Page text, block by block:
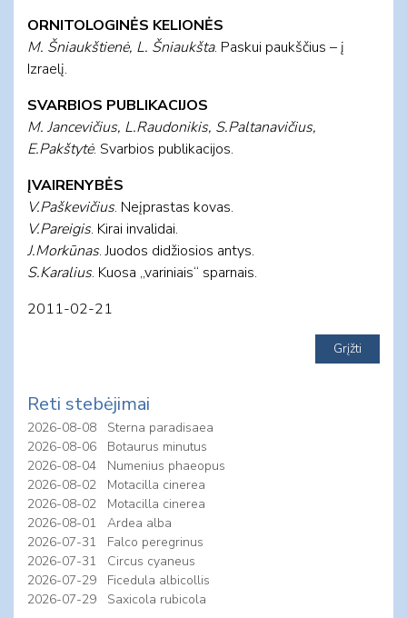
ORNITOLOGINĖS KELIONĖS
M. Šniaukštienė, L. Šniaukšta. Paskui paukščius – į
Izraelį.
SVARBIOS PUBLIKACIJOS
M. Jancevičius, L.Raudonikis, S.Paltanavičius,
E.Pakštytė. Svarbios publikacijos.
ĮVAIRENYBĖS
V.Paškevičius. Neįprastas kovas.
V.Pareigis. Kirai invalidai.
J.Morkūnas. Juodos didžiosios antys.
S.Karalius. Kuosa „variniais“ sparnais.
2011-02-21
Reti stebėjimai
2026-08-08
Sterna paradisaea
2026-08-06
Botaurus minutus
2026-08-04
Numenius phaeopus
2026-08-02
Motacilla cinerea
2026-08-02
Motacilla cinerea
2026-08-01
Ardea alba
2026-07-31
Falco peregrinus
2026-07-31
Circus cyaneus
2026-07-29
Ficedula albicollis
2026-07-29
Saxicola rubicola